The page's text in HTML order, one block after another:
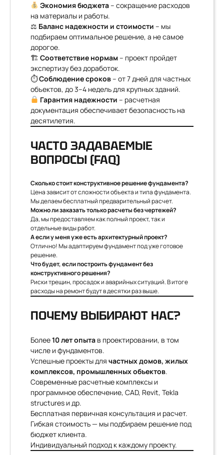
Экономия бюджета– сокращение расходов
на материалы и работы.
⚖ Баланс надежности и стоимости – мы
подбираем оптимальное решение, а не самое
дорогое.
🏗 Соответствие нормам– проект пройдет
экспертизу без доработок.
⏱Соблюдение сроков– от 7 дней для частных
объектов, до 3–4 недель для крупных зданий.
Гарантия надежности – расчетная
документация обеспечивает безопасность на
десятилетия.
ЧАСТО ЗАДАВАЕМЫЕ
ВОПРОСЫ (FAQ)
Сколько стоит конструктивное решение фундамента?
Цена зависит от сложности объекта и типа фундамента.
Мы делаем бесплатный предварительный расчет.
Можно ли заказать только расчеты без чертежей?
Да, мы предоставляем как полный проект, так и
отдельные виды работ.
А если у меня уже есть архитектурный проект?
Отлично! Мы адаптируем фундамент под уже готовое
решение.
Что будет, если построить фундамент без
конструктивного решения?
Риски трещин, просадок и аварийных ситуаций. В итоге
расходы на ремонт будут в десятки раз выше.
ПОЧЕМУ ВЫБИРАЮТ НАС?
Более10 лет опыта в проектировании, в том
числе и фундаментов.
Успешные проекты для частных домов, жилых
комплексов, промышленных объектов.
Современные расчетные комплексы и
программное обеспечение, CAD, Revit, Tekla
structures и др.
Бесплатная первичная консультация и расчет.
Гибкая стоимость — мы подбираем решение под
бюджет клиента.
Индивидуальный подход к каждому проекту.